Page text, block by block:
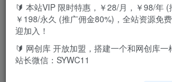
🔰 本站VIP 限时特惠，￥28/月，￥98/年 (
￥198/永久 (推广佣金80%)，全站资源免
迎加入！
🔰 网创库 开放加盟，搭建一个和网创库一
站长微信：SYWC11